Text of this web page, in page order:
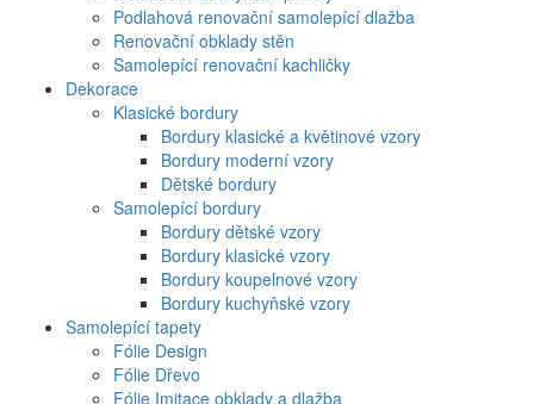
Podlahová renovační samolepící dlažba
Renovační obklady stěn
Samolepící renovační kachličky
Dekorace
Klasické bordury
Bordury klasické a květinové vzory
Bordury moderní vzory
Dětské bordury
Samolepící bordury
Bordury dětské vzory
Bordury klasické vzory
Bordury koupelnové vzory
Bordury kuchyňské vzory
Samolepící tapety
Fólie Design
Fólie Dřevo
Fólie Imitace obklady a dlažba